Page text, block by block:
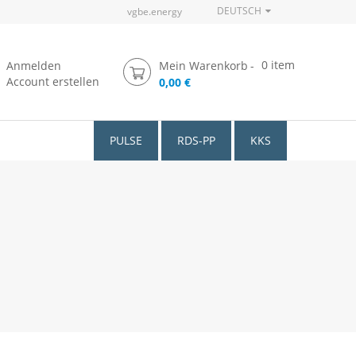
vgbe.energy DEUTSCH
Anmelden
Account erstellen
Mein Warenkorb 0 item
0,00 €
PULSE RDS-PP KKS